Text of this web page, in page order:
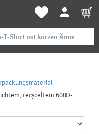
recyceltem 600D-